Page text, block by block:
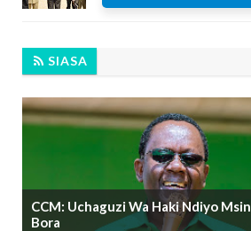
SIASA
CCM: Uchaguzi Wa Haki Ndiyo
Bora